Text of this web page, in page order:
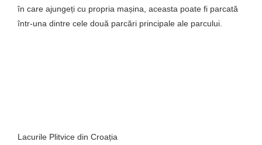
în care ajungeți cu propria mașina, aceasta poate fi parcată
într-una dintre cele două parcări principale ale parcului.
Lacurile Plitvice din Croația